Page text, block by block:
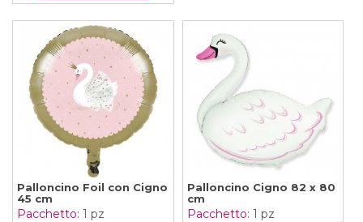
Palloncino Foil con Cigno
45 cm
Pacchetto: 1 pz
Palloncino Cigno 82 x 80
cm
Pacchetto: 1 pz